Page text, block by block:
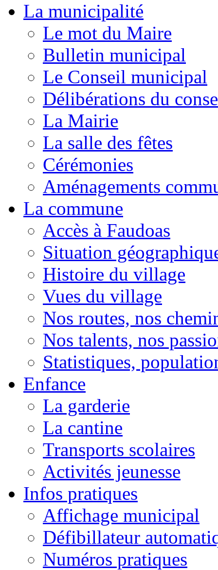
La municipalité
Le mot du Maire
Bulletin municipal
Le Conseil municipal
Délibérations du
La Mairie
La salle des fêtes
Cérémonies
Aménagements
La commune
Accès à Faudoas
Situation
Histoire du village
Vues du village
Nos routes, nos
Nos talents, nos
Statistiques,
Enfance
La garderie
La cantine
Transports scolaires
Activités jeunesse
Infos pratiques
Affichage municipal
Défibillateur
Numéros pratiques